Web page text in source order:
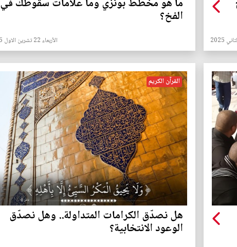
ما هو مخطط بونزي وما علامات سقوطك في
الفخ؟
الأربعاء 22 تشرين الاول 2025
القرآن الكريم
هل نصدّق الكرامات المتداولة.. وهل نصدّق
الوعود الانتخابية؟